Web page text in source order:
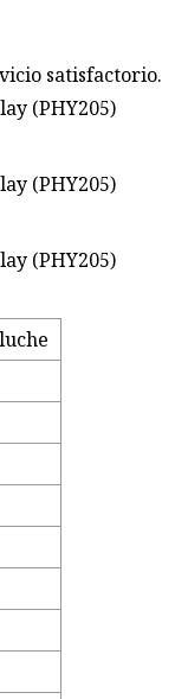
satisfactorio.